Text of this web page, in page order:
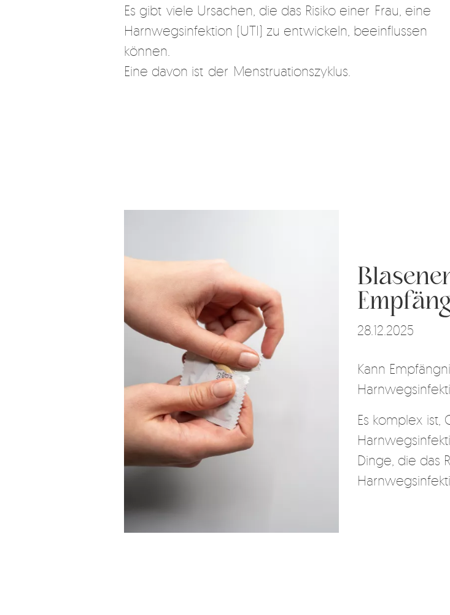
Es gibt viele Ursachen, die das Risiko einer Frau, eine
Harnwegsinfektion (UTI) zu entwickeln, beeinflussen
können.
Eine davon ist der Menstruationszyklus.
28.12.2025
Kann
Es komplex ist,
Dinge, die das